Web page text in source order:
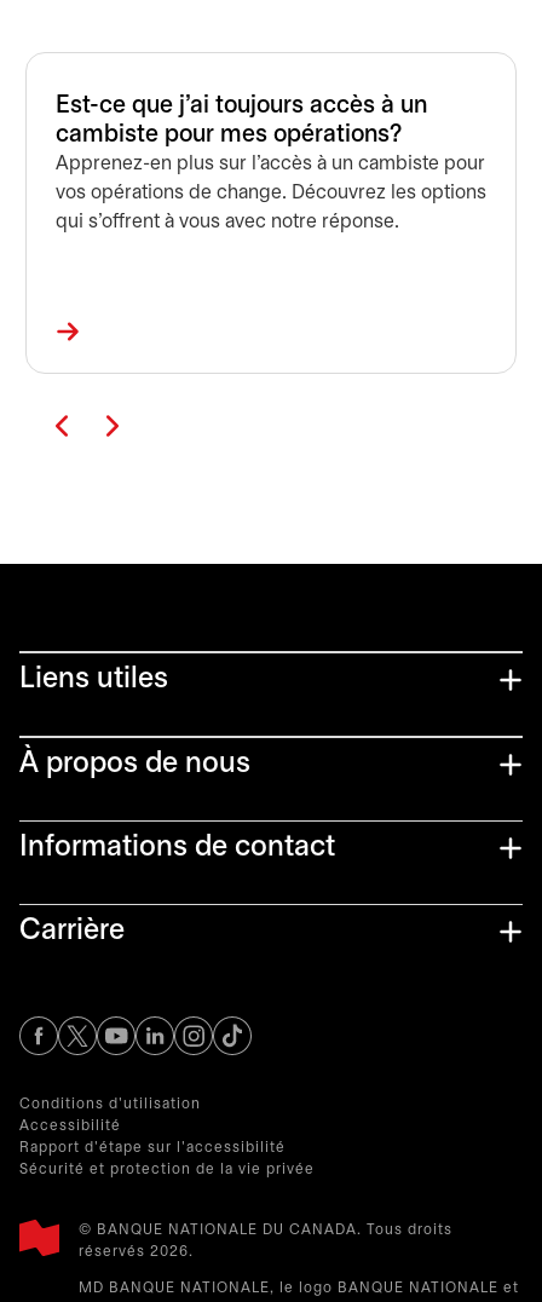
Est-ce que j’ai toujours accès à un
cambiste pour mes opérations?
Apprenez-en plus sur l’accès à un cambiste pour
vos opérations de change. Découvrez les options
qui s'offrent à vous avec notre réponse.
Liens utiles​
À propos de nous
Informations de contact​
Carrière
s’ouvre dans un nouvel onglet
s’ouvre dans un nouvel onglet
s’ouvre dans un nouvel onglet
s’ouvre dans un nouvel onglet
s’ouvre dans un nouvel onglet
Conditions d'utilisation
Accessibilité
Rapport d'étape sur l'accessibilité
Sécurité et protection de la vie privée
© BANQUE NATIONALE DU CANADA. Tous droits
réservés 2026.​
MD BANQUE NATIONALE, le logo BANQUE NATIONALE et